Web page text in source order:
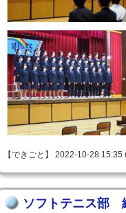
【できごと】 2022-10-28
ソフトテニス部